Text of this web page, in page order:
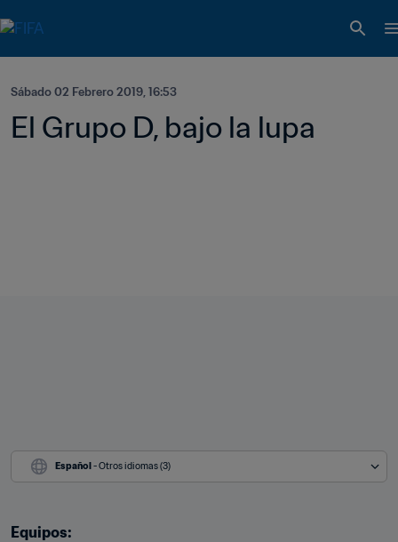
Sábado 02 Febrero 2019, 16:53
El Grupo D, bajo la lupa
Español - Otros idiomas (3)
Equipos: